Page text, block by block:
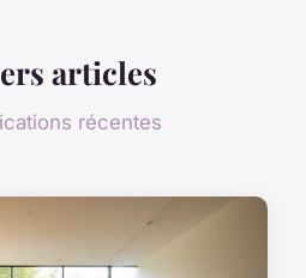
articles
récentes